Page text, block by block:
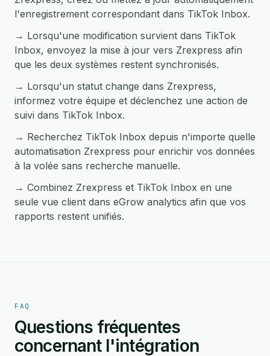
l'enregistrement correspondant dans TikTok Inbox.
→ Lorsqu'une modification survient dans TikTok
Inbox, envoyez la mise à jour vers Zrexpress afin
que les deux systèmes restent synchronisés.
→ Lorsqu'un statut change dans Zrexpress,
informez votre équipe et déclenchez une action de
suivi dans TikTok Inbox.
→ Recherchez TikTok Inbox depuis n'importe quelle
automatisation Zrexpress pour enrichir vos données
à la volée sans recherche manuelle.
→ Combinez Zrexpress et TikTok Inbox en une
seule vue client dans eGrow analytics afin que vos
rapports restent unifiés.
FAQ
Questions fréquentes
concernant l'intégration